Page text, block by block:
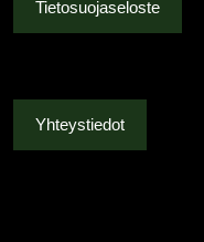
Tietosuojaseloste
Yhteystiedot